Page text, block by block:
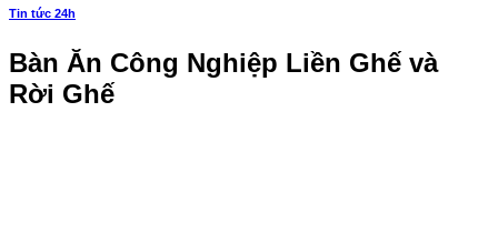
Tin tức 24h
Bàn Ăn Công Nghiệp Liền Ghế và
Rời Ghế